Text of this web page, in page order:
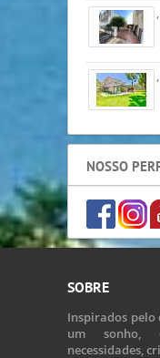
,
,
NOSSO
SOBRE
Inspirados pelo
um sonho,
necessidades,